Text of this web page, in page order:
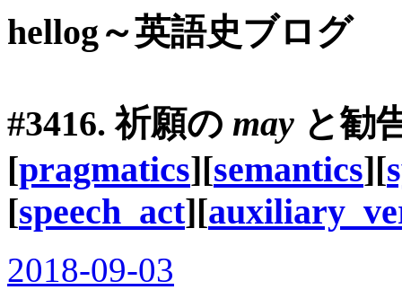
hellog～英語史ブログ
#3416. 祈願の may と勧
[pragmatics][semantics][
[speech_act][
2018-09-03